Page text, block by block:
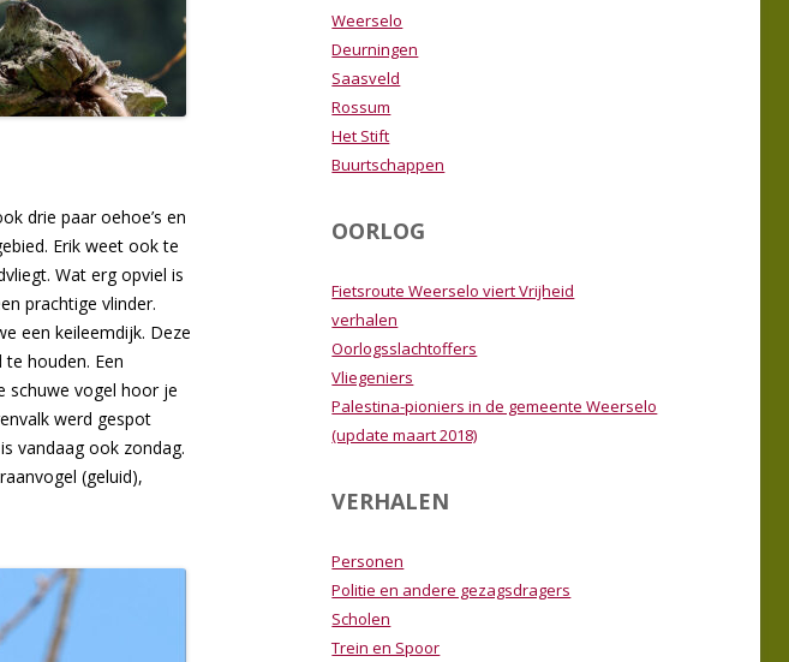
drie paar oehoe’s en
Erik weet ook te
Wat erg opviel is
prachtige vlinder.
een keileemdijk. Deze
houden. Een
schuwe vogel hoor je
werd gespot
vandaag ook zondag.
(geluid),
Weerselo
Deurningen
Saasveld
Rossum
Het Stift
Buurtschappen
OORLOG
Fietsroute Weerselo viert Vrijheid
verhalen
Oorlogsslachtoffers
Vliegeniers
Palestina-pioniers in de gemeente Weerselo
(update maart 2018)
VERHALEN
Personen
Politie en andere gezagsdragers
Scholen
Trein en Spoor